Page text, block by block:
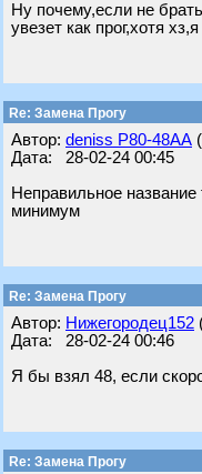
Ну почему,если не
увезет как прог,хотя
Re: Замена Прогу
Автор: deniss Р80-48АА
Дата: 28-02-24 00:45
Неправильное
минимум
Re: Замена Прогу
Автор: Нижегородец152
Дата: 28-02-24 00:46
Я бы взял 48, если
Re: Замена Прогу